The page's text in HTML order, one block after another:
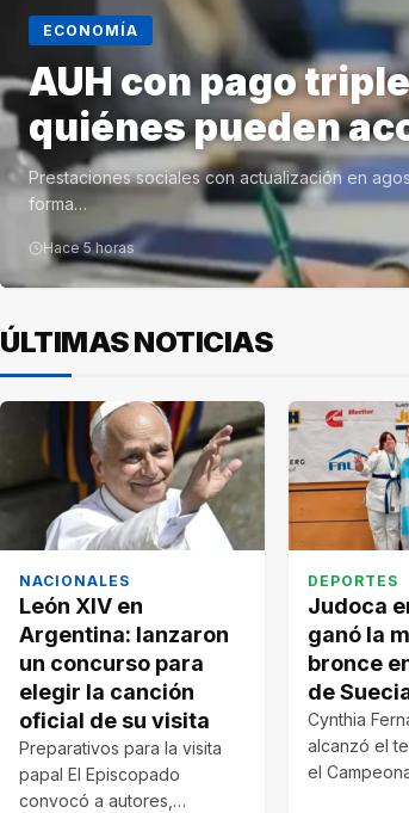
ECONOMÍA
AUH con pago
quiénes pueden
Prestaciones sociales con actualización en
forma…
Hace 5 horas
ÚLTIMAS NOTICIAS
NACIONALES
León XIV en
Argentina: lanzaron
un concurso para
elegir la canción
oficial de su visita
Preparativos para la visita
papal El Episcopado
convocó a autores,
DEPORTES
Judoca
ganó la
bronce
de
Cynthia
alcanzó el
el